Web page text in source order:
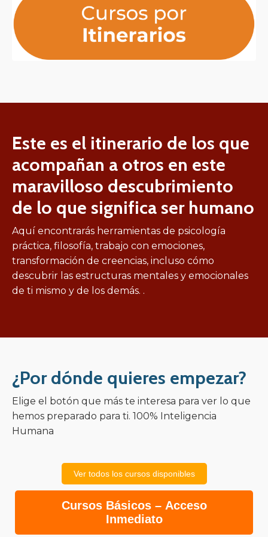
Este es el itinerario de los que
acompañan a otros en este
maravilloso descubrimiento
de lo que significa ser humano
Aquí encontrarás herramientas de psicología
práctica, filosofía, trabajo con emociones,
transformación de creencias, incluso cómo
descubrir las estructuras mentales y emocionales
de ti mismo y de los demás. .
¿Por dónde quieres empezar?
Elige el botón que más te interesa para ver lo que
hemos preparado para ti. 100% Inteligencia
Humana
Ver todos los cursos disponibles
Cursos Básicos – Acceso
Inmediato